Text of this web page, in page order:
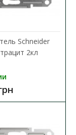
Schneider
2кл